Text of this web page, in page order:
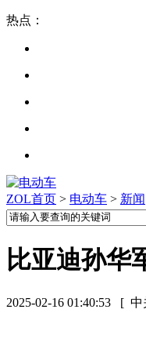
热点：
ZOL首页 > 电动车 > 新闻
比亚迪孙华
2025-02-16 01:40:53 [ 中